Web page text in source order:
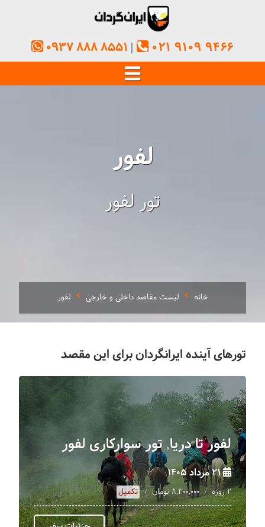
021 9109 9466
0937 888 8551
لفور
تور لفور
خانه لیست مقاصد داخلی و خارجی لفور
تورهای آینده ایرانگردان برای این مقصد
لفور تا دریا, تور سوارکاری لفور
21 مرداد 1405
2 روزه 8,300,000 تومان تکمیل